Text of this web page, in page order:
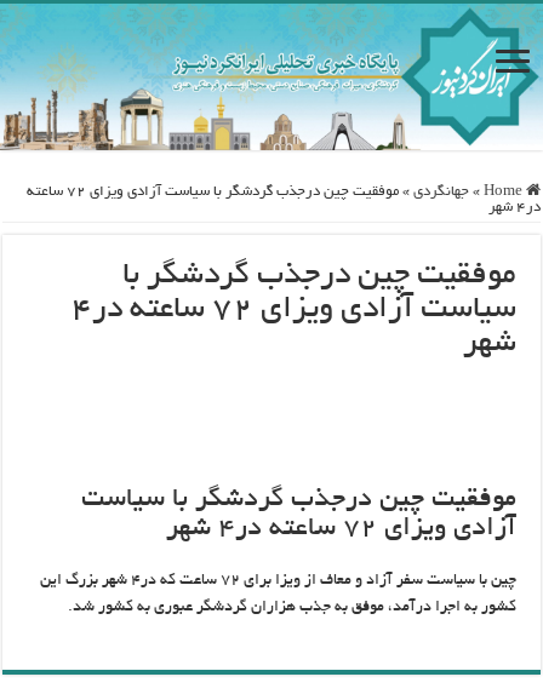
Home
» جهانگردی »
موفقیت چین درجذب گردشگر با سیاست آزادی ویزای ۷۲ ساعته
در۴ شهر
موفقیت چین درجذب گردشگر با
سیاست آزادی ویزای ۷۲ ساعته در۴
شهر
موفقیت چین درجذب گردشگر با سیاست
آزادی ویزای ۷۲ ساعته در۴ شهر
چین با سیاست سفر آزاد و معاف از ویزا برای ۷۲ ساعت که در۴ شهر بزرگ این
کشور به اجرا درآمد، موفق به جذب هزاران گردشگر عبوری به کشور شد.